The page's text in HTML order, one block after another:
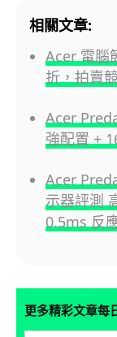
相關文章:
Acer 電腦
折，拍賣
Acer
強配置 +
Acer
示器評測
0.5ms 反
更多精彩文章每